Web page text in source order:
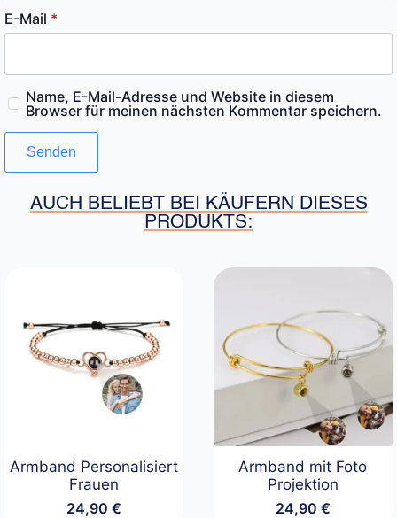
E-Mail *
Name, E-Mail-Adresse und Website in diesem
Browser für meinen nächsten Kommentar speichern.
AUCH BELIEBT BEI KÄUFERN DIESES
PRODUKTS:
Armband Personalisiert
Frauen
24,90€
Armband mit Foto
Projektion
24,90 €